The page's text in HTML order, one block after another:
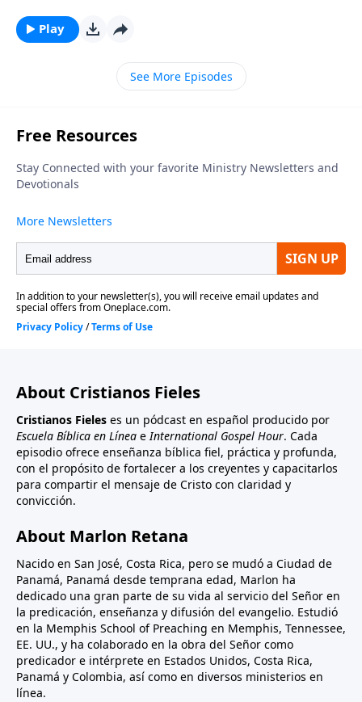
manifestación más pura y sublime de amor
desinteresado.
Play
See More Episodes
About Cristianos Fieles
Cristianos Fieles es un pódcast en español producido por
Escuela Bíblica en Línea eInternational Gospel Hour. Cada
episodio ofrece enseñanza bíblica fiel, práctica y profunda,
con el propósito de fortalecer a los creyentes y capacitarlos
para compartir el mensaje de Cristo con claridad y
convicción.
About Marlon Retana
Nacido en San José, Costa Rica, pero se mudó a Ciudad de
Panamá, Panamá desde temprana edad, Marlon ha
dedicado una gran parte de su vida al servicio del Señor en
la predicación, enseñanza y difusión del evangelio. Estudió
en la Memphis School of Preaching en Memphis, Tennessee,
EE. UU., y ha colaborado en la obra del Señor como
predicador e intérprete en Estados Unidos, Costa Rica,
Panamá y Colombia, así como en diversos ministerios en
línea.